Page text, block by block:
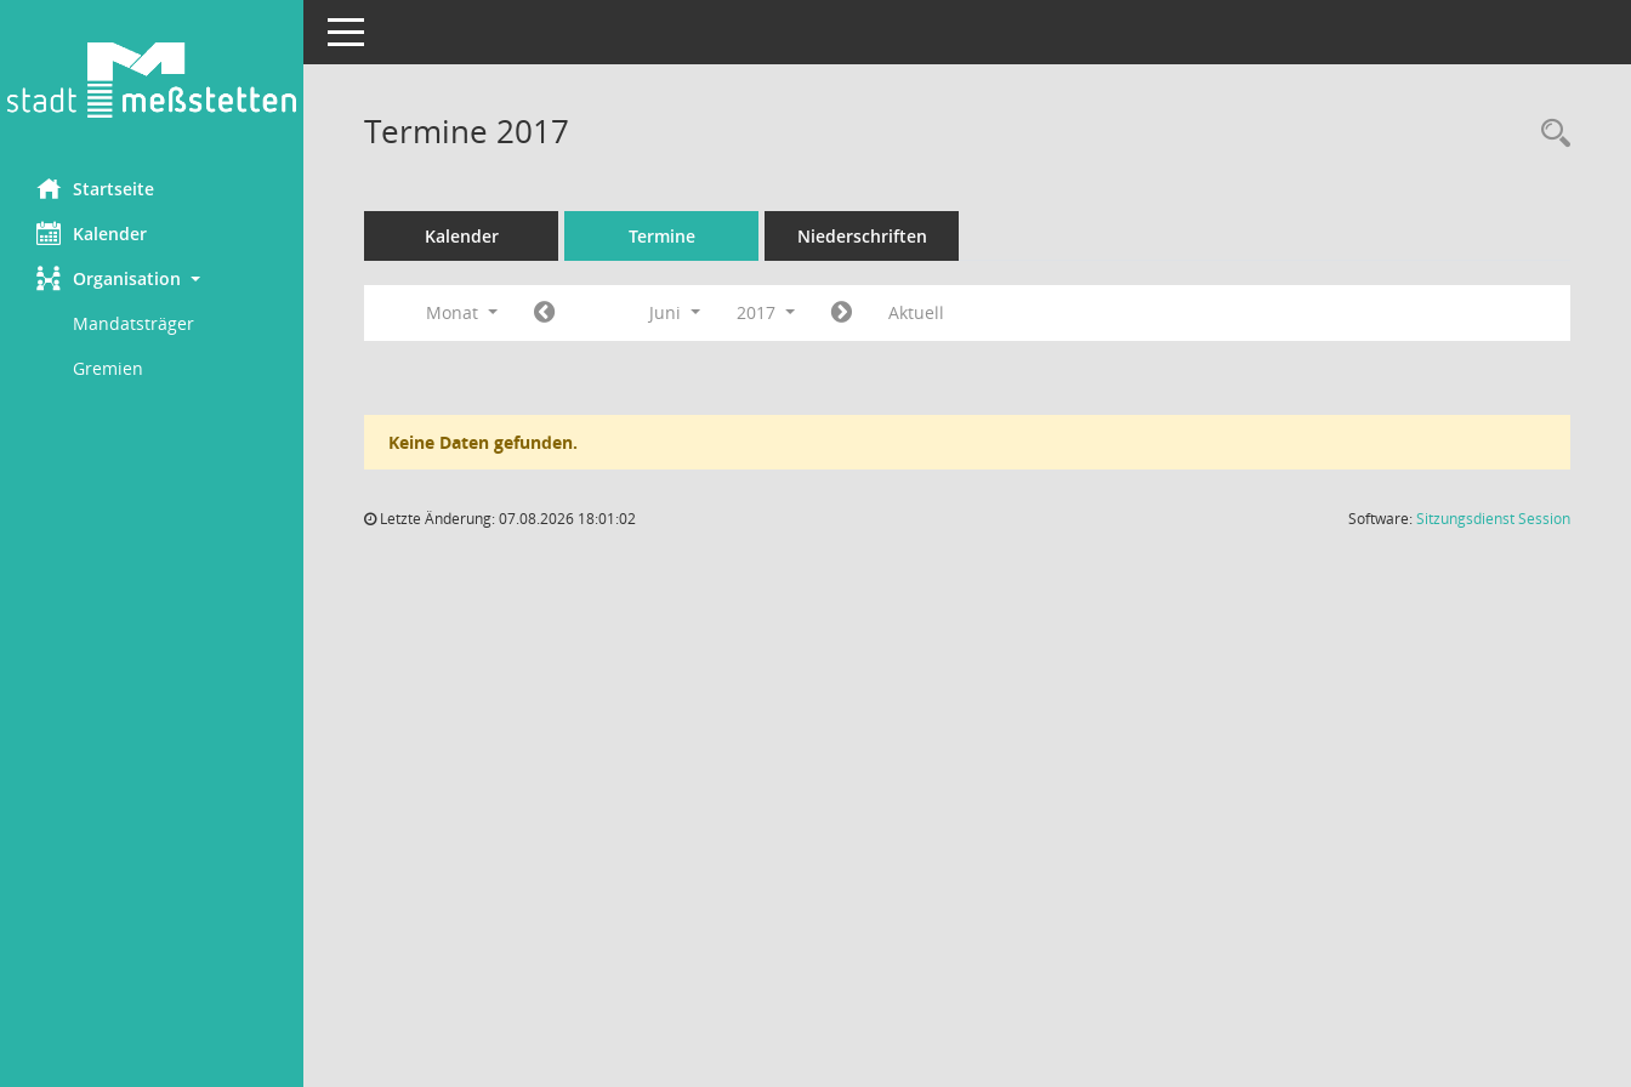
Startseite
Kalender
Organisation
Mandatsträger
Gremien
Toggle navigation
Termine 2017
Kalender Termine Niederschriften
Monat Juni 2017 Aktuell
Keine Daten gefunden.
Letzte Änderung: 07.08.2026 18:01:02 Software:SitzungsdienstSession(Wird in